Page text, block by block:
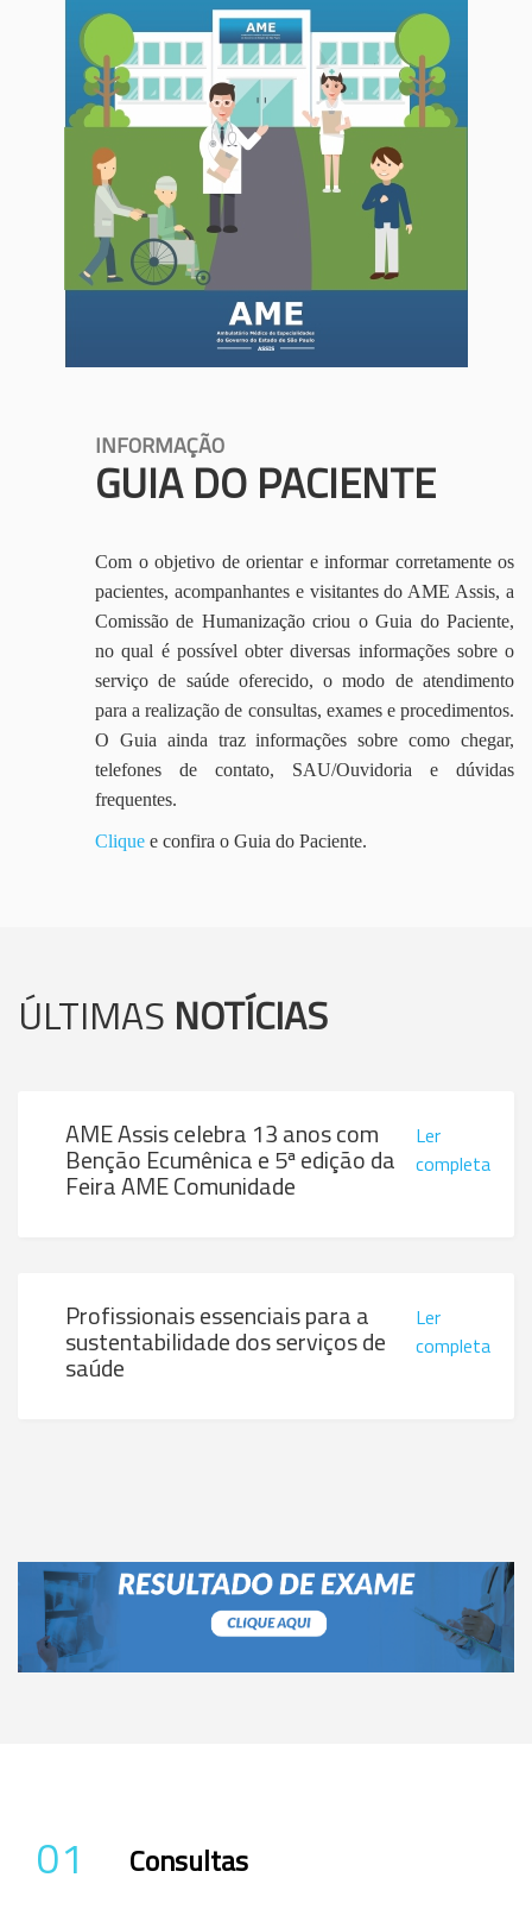
INFORMAÇÃO
GUIA DO PACIENTE
Com o objetivo de orientar e informar corretamente os
pacientes, acompanhantes e visitantes do AME Assis, a
Comissão de Humanização criou o Guia do Paciente,
no qual é possível obter diversas informações sobre o
serviço de saúde oferecido, o modo de atendimento
para a realização de consultas, exames e procedimentos.
O Guia ainda traz informações sobre como chegar,
telefones de contato, SAU/Ouvidoria e dúvidas
frequentes.
Clique e confira o Guia do Paciente.
ÚLTIMAS NOTÍCIAS
AME Assis celebra 13 anos com
Benção Ecumênica e 5ª edição da
Feira AME Comunidade
Ler
completa
Profissionais essenciais para a
sustentabilidade dos serviços de
saúde
Ler
completa
01 Consultas